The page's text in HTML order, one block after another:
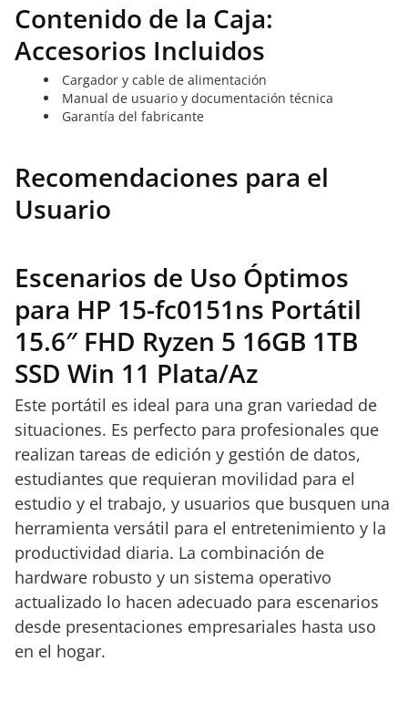
Contenido de la Caja:
Accesorios Incluidos
Cargador y cable de alimentación
Manual de usuario y documentación técnica
Garantía del fabricante
Recomendaciones para el
Usuario
Escenarios de Uso Óptimos
para HP 15-fc0151ns Portátil
15.6″ FHD Ryzen 5 16GB 1TB
SSD Win 11 Plata/Az
Este portátil es ideal para una gran variedad de
situaciones. Es perfecto para profesionales que
realizan tareas de edición y gestión de datos,
estudiantes que requieran movilidad para el
estudio y el trabajo, y usuarios que busquen una
herramienta versátil para el entretenimiento y la
productividad diaria. La combinación de
hardware robusto y un sistema operativo
actualizado lo hacen adecuado para escenarios
desde presentaciones empresariales hasta uso
en el hogar.